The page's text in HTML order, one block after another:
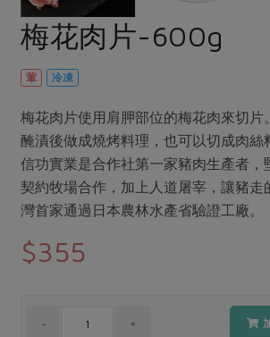
美妝保養
家庭清潔 織品
日用品
最新產品
優惠專區
素食專區
主題食譜
養身食補
節慶大餐
2024農業發展計畫年度報告
更多議題活動
把最好的台灣味帶回家！
生活者e週報
綠主張月刊
典藏閱覽室
社務專區
選舉專區
最新消息
媒體報導
下載專區
社務會議
梅花肉片-600g
葷 冷凍
梅花肉片使用肩胛部位的梅花肉來切片
醃漬後做成燒烤料理，也可以切成肉絲
信功實業是合作社第一家豬肉生產者，
契約牧場合作，加上人道屠宰，讓豬走
灣首家通過日本農林水產省驗證工廠。
$355